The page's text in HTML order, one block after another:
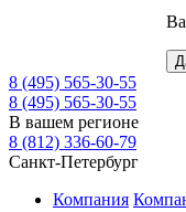
8 (495) 565-30-55
8 (495) 565-30-55
В вашем регионе
8 (812) 336-60-79
Санкт-Петербург
Компания